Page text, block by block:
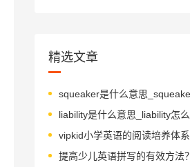
精选文章
vipkid小学英语的阅读培养体系
提高少儿英语拼写的有效方法？